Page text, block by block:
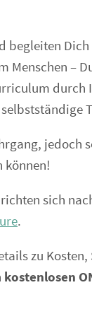
begleiten
Menschen –
durch
jedoch
können!
sich
.
zu
kostenlosen